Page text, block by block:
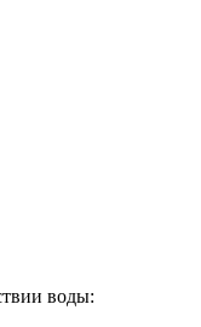
воды: